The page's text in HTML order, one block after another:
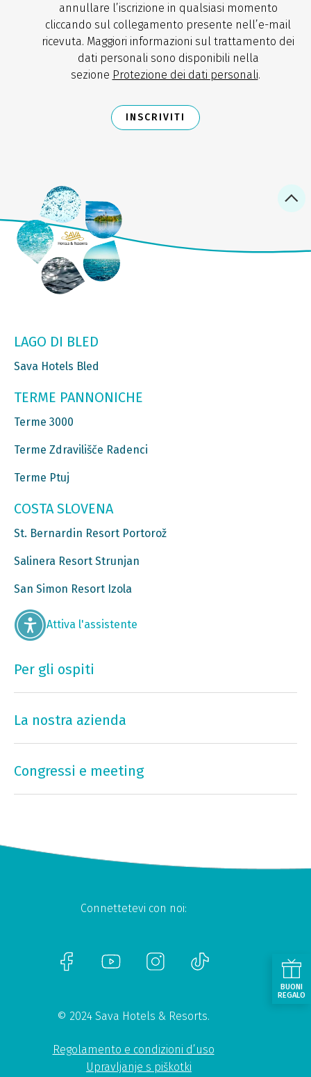
annullare l’iscrizione in qualsiasi momento
cliccando sul collegamento presente nell’e-mail
ricevuta. Maggiori informazioni sul trattamento dei
dati personali sono disponibili nella
sezione Protezione dei dati personali.
INSCRIVITI
LAGO DI BLED
Sava Hotels Bled
TERME PANNONICHE
Terme 3000
Terme Zdravilišče Radenci
Terme Ptuj
COSTA SLOVENA
St. Bernardin Resort Portorož
Salinera Resort Strunjan
San Simon Resort Izola
Attiva l'assistente
Per gli ospiti
La nostra azienda
Congressi e meeting
Connettetevi con noi:
© 2024 Sava Hotels & Resorts.
Regolamento e condizioni d’uso
Upravljanje s piškotki
BUONI
REGALO